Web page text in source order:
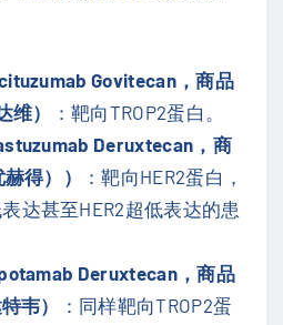
Govitecan，商品
）
：靶向TROP2蛋白。
Deruxtecan，商
得））
：靶向HER2蛋白，
达甚至HER2超低表达的患
Deruxtecan，商品
韦）
：同样靶向TROP2蛋